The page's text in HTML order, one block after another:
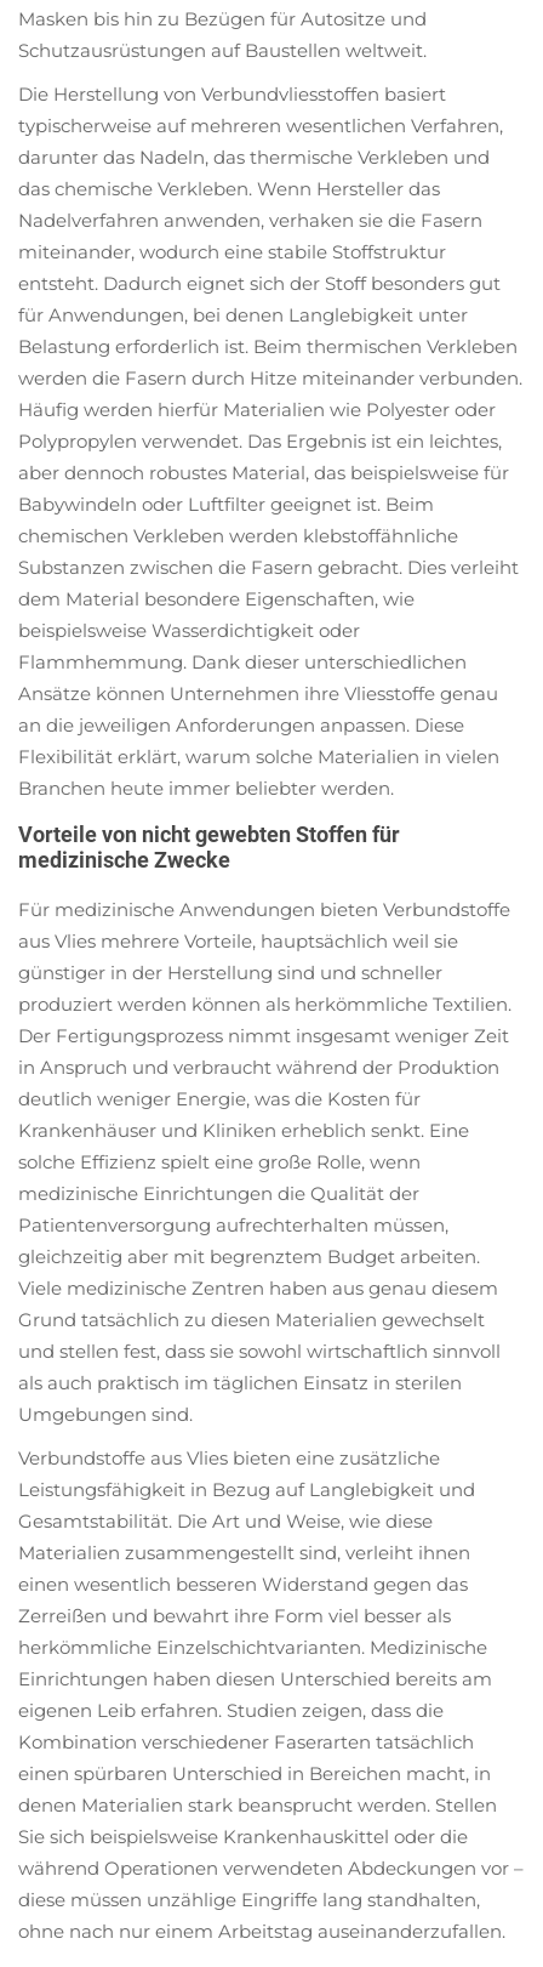
Masken bis hin zu Bezügen für Autositze und
Schutzausrüstungen auf Baustellen weltweit.
Die Herstellung von Verbundvliesstoffen basiert
typischerweise auf mehreren wesentlichen Verfahren,
darunter das Nadeln, das thermische Verkleben und
das chemische Verkleben. Wenn Hersteller das
Nadelverfahren anwenden, verhaken sie die Fasern
miteinander, wodurch eine stabile Stoffstruktur
entsteht. Dadurch eignet sich der Stoff besonders gut
für Anwendungen, bei denen Langlebigkeit unter
Belastung erforderlich ist. Beim thermischen Verkleben
werden die Fasern durch Hitze miteinander verbunden.
Häufig werden hierfür Materialien wie Polyester oder
Polypropylen verwendet. Das Ergebnis ist ein leichtes,
aber dennoch robustes Material, das beispielsweise für
Babywindeln oder Luftfilter geeignet ist. Beim
chemischen Verkleben werden klebstoffähnliche
Substanzen zwischen die Fasern gebracht. Dies verleiht
dem Material besondere Eigenschaften, wie
beispielsweise Wasserdichtigkeit oder
Flammhemmung. Dank dieser unterschiedlichen
Ansätze können Unternehmen ihre Vliesstoffe genau
an die jeweiligen Anforderungen anpassen. Diese
Flexibilität erklärt, warum solche Materialien in vielen
Branchen heute immer beliebter werden.
Vorteile von nicht gewebten Stoffen für
medizinische Zwecke
Für medizinische Anwendungen bieten Verbundstoffe
aus Vlies mehrere Vorteile, hauptsächlich weil sie
günstiger in der Herstellung sind und schneller
produziert werden können als herkömmliche Textilien.
Der Fertigungsprozess nimmt insgesamt weniger Zeit
in Anspruch und verbraucht während der Produktion
deutlich weniger Energie, was die Kosten für
Krankenhäuser und Kliniken erheblich senkt. Eine
solche Effizienz spielt eine große Rolle, wenn
medizinische Einrichtungen die Qualität der
Patientenversorgung aufrechterhalten müssen,
gleichzeitig aber mit begrenztem Budget arbeiten.
Viele medizinische Zentren haben aus genau diesem
Grund tatsächlich zu diesen Materialien gewechselt
und stellen fest, dass sie sowohl wirtschaftlich sinnvoll
als auch praktisch im täglichen Einsatz in sterilen
Umgebungen sind.
Verbundstoffe aus Vlies bieten eine zusätzliche
Leistungsfähigkeit in Bezug auf Langlebigkeit und
Gesamtstabilität. Die Art und Weise, wie diese
Materialien zusammengestellt sind, verleiht ihnen
einen wesentlich besseren Widerstand gegen das
Zerreißen und bewahrt ihre Form viel besser als
herkömmliche Einzelschichtvarianten. Medizinische
Einrichtungen haben diesen Unterschied bereits am
eigenen Leib erfahren. Studien zeigen, dass die
Kombination verschiedener Faserarten tatsächlich
einen spürbaren Unterschied in Bereichen macht, in
denen Materialien stark beansprucht werden. Stellen
Sie sich beispielsweise Krankenhauskittel oder die
während Operationen verwendeten Abdeckungen vor –
diese müssen unzählige Eingriffe lang standhalten,
ohne nach nur einem Arbeitstag auseinanderzufallen.